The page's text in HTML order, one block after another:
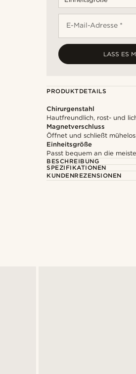
E-Mail-Adresse *
LASS ES
PRODUKTDETAILS
Chirurgenstahl
Hautfreundlich, rost- und
Magnetverschluss
Öffnet und schließt mühelos
Einheitsgröße
Passt bequem an die
BESCHREIBUNG
SPEZIFIKATIONEN
KUNDENREZENSIONEN